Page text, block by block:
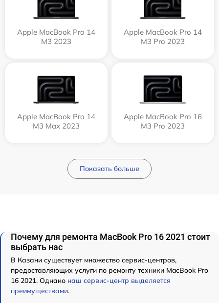
Apple MacBook Pro 14
M3 2023
Apple MacBook Pro 14
M3 Pro 2023
Apple MacBook Pro 14
M3 Max 2023
Apple MacBook Pro 16
M3 Pro 2023
Показать больше
Почему для ремонта MacBook Pro 16 2021 стоит
выбрать нас
В Казани существует множество сервис-центров,
предоставляющих услуги по ремонту техники MacBook Pro
16 2021. Однако наш сервис-центр выделяется
преимуществами.